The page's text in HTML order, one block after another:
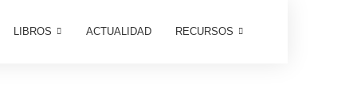
LIBROS ACTUALIDAD RECURSOS